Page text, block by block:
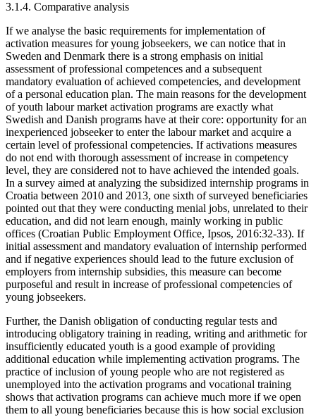
3.1.4. Comparative analysis
If we analyse the basic requirements for implementation of
activation measures for young jobseekers, we can notice that in
Sweden and Denmark there is a strong emphasis on initial
assessment of professional competences and a subsequent
mandatory evaluation of achieved competencies, and development
of a personal education plan. The main reasons for the development
of youth labour market activation programs are exactly what
Swedish and Danish programs have at their core: opportunity for an
inexperienced jobseeker to enter the labour market and acquire a
certain level of professional competencies. If activations measures
do not end with thorough assessment of increase in competency
level, they are considered not to have achieved the intended goals.
In a survey aimed at analyzing the subsidized internship programs in
Croatia between 2010 and 2013, one sixth of surveyed beneficiaries
pointed out that they were conducting menial jobs, unrelated to their
education, and did not learn enough, mainly working in public
offices (Croatian Public Employment Office, Ipsos, 2016:32-33). If
initial assessment and mandatory evaluation of internship performed
and if negative experiences should lead to the future exclusion of
employers from internship subsidies, this measure can become
purposeful and result in increase of professional competencies of
young jobseekers.
Further, the Danish obligation of conducting regular tests and
introducing obligatory training in reading, writing and arithmetic for
insufficiently educated youth is a good example of providing
additional education while implementing activation programs. The
practice of inclusion of young people who are not registered as
unemployed into the activation programs and vocational training
shows that activation programs can achieve much more if we open
them to all young beneficiaries because this is how social exclusion